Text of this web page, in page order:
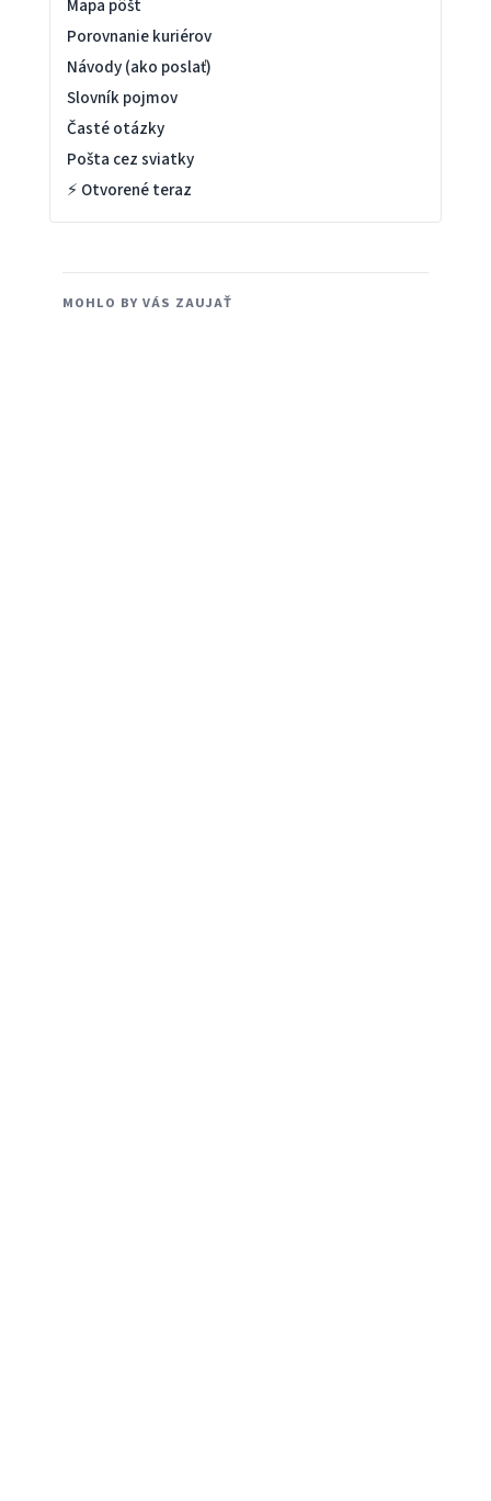
Mapa pôšt
Porovnanie kuriérov
Návody (ako poslať)
Slovník pojmov
Časté otázky
Pošta cez sviatky
⚡ Otvorené teraz
MOHLO BY VÁS ZAUJAŤ